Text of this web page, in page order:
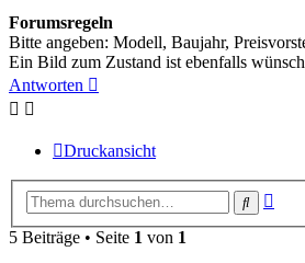
Forumsregeln
Bitte angeben: Modell, Baujahr,
Ein Bild zum Zustand ist ebenfalls
Antworten
Druckansicht
Suche
5 Beiträge • Seite 1 von 1